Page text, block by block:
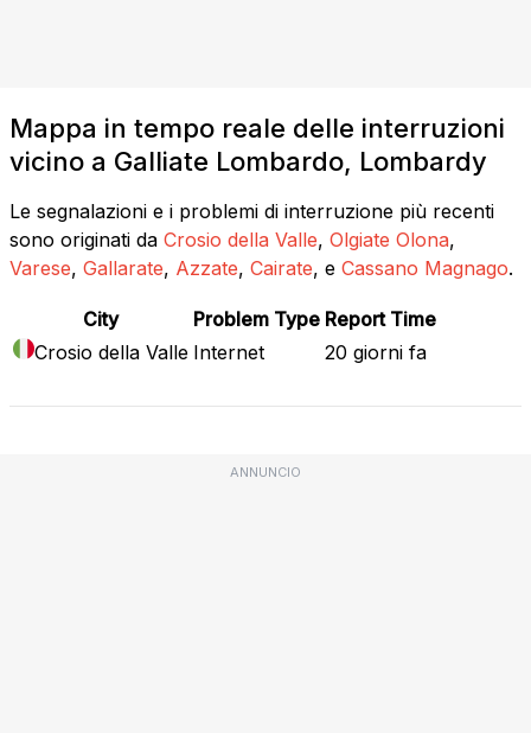
Mappa in tempo reale delle interruzioni
vicino a Galliate Lombardo, Lombardy
Le segnalazioni e i problemi di interruzione più recenti
sono originati da Crosio della Valle, Olgiate Olona,
Varese, Gallarate, Azzate, Cairate, e Cassano Magnago.
City Problem Type Report Time
Crosio della Valle Internet 20 giorni fa
ANNUNCIO